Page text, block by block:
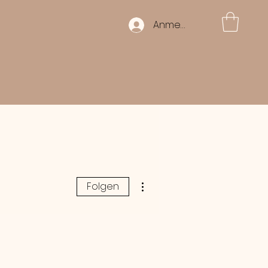
Anmelden
Folgen